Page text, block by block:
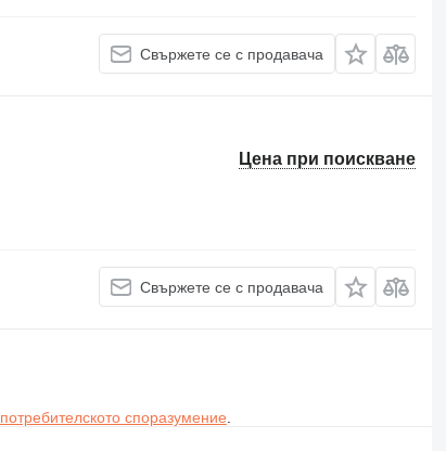
Свържете се с продавача
Цена при поискване
Свържете се с продавача
потребителското споразумение